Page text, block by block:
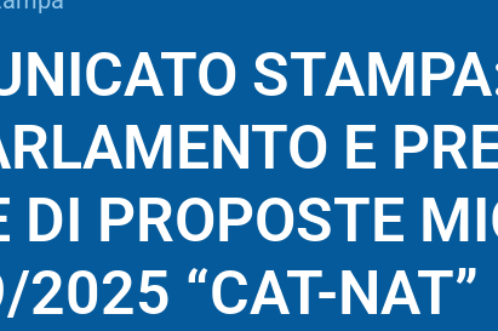
E
DI PROPOSTE
2025 “CAT-NAT”